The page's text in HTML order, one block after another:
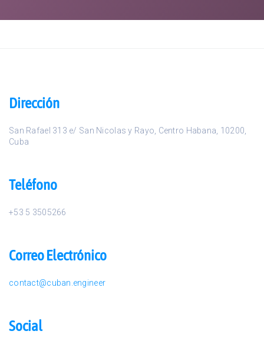
Dirección
San Rafael 313 e/ San Nicolas y Rayo Centro Habana 10200
Cuba
Teléfono
+53 5 3505266
Correo Electrónico
contact@cuban.engineer
Social